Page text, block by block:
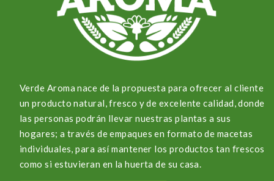
Verde Aroma nace de la propuesta para ofrecer al cliente
un producto natural, fresco y de excelente calidad, donde
las personas podrán llevar nuestras plantas a sus
hogares; a través de empaques en formato de macetas
individuales, para así mantener los productos tan frescos
como si estuvieran en la huerta de su casa.